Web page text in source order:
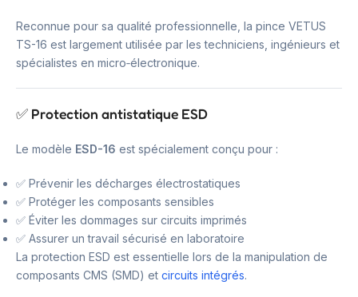
Reconnue pour sa qualité professionnelle, la pince VETUS
TS-16 est largement utilisée par les techniciens, ingénieurs et
spécialistes en micro‑électronique.
✅ Protection antistatique ESD
Le modèle ESD-16 est spécialement conçu pour :
✅ Prévenir les décharges électrostatiques
✅ Protéger les composants sensibles
✅ Éviter les dommages sur circuits imprimés
✅ Assurer un travail sécurisé en laboratoire
La protection ESD est essentielle lors de la manipulation de
composants CMS (SMD) et circuits intégrés.